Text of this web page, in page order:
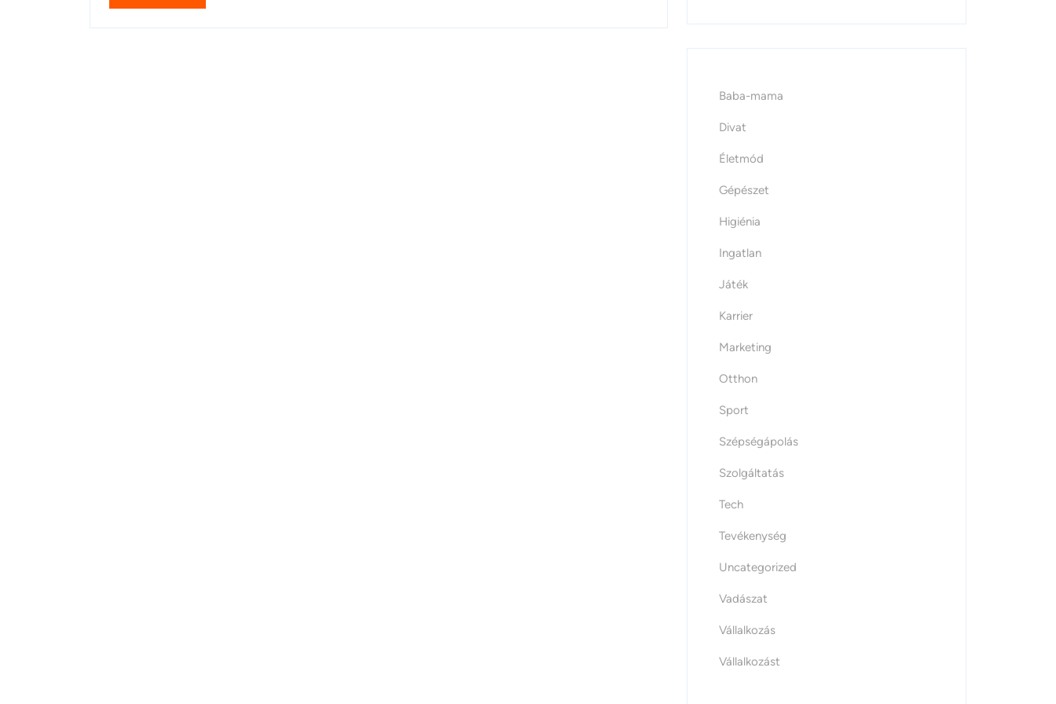
tovább
Baba-mama
Divat
Életmód
Gépészet
Higiénia
Ingatlan
Játék
Karrier
Marketing
Otthon
Sport
Szépségápolás
Szolgáltatás
Tech
Tevékenység
Uncategorized
Vadászat
Vállalkozás
Vállalkozást